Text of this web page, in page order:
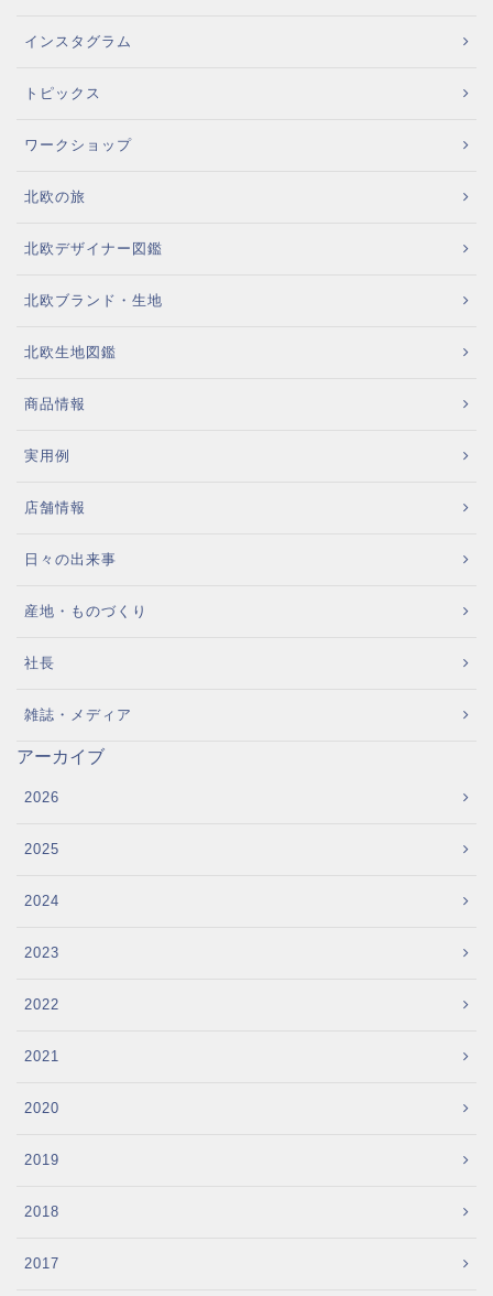
インスタグラム
トピックス
ワークショップ
北欧の旅
北欧デザイナー図鑑
北欧ブランド・生地
北欧生地図鑑
商品情報
実用例
店舗情報
日々の出来事
産地・ものづくり
社長
雑誌・メディア
アーカイブ
2026
2025
2024
2023
2022
2021
2020
2019
2018
2017